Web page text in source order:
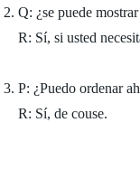
2. Q: ¿se puede
R: Sí, si usted
3. P: ¿Puedo ordenar
R: Sí, de couse.